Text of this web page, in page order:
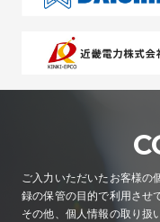
ご入力いただいたお客様の
録の保管の目的で利用させ
その他、個人情報の取り扱